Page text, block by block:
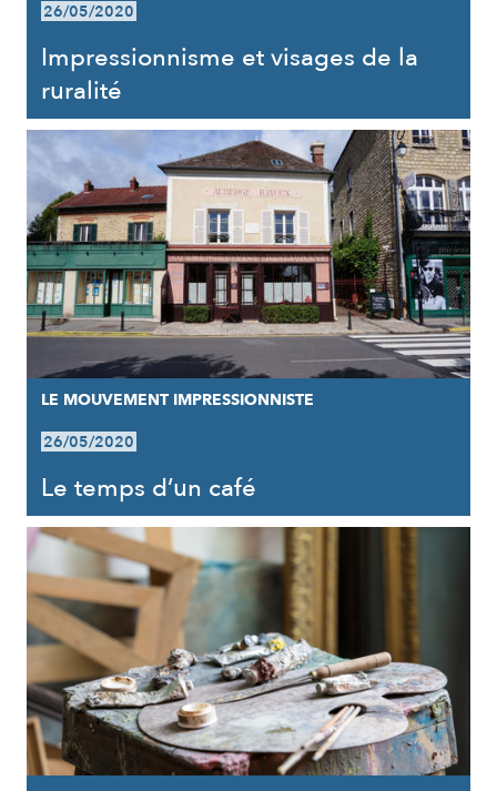
26/05/2020
Impressionnisme et visages de la
ruralité
LE MOUVEMENT IMPRESSIONNISTE
26/05/2020
Le temps d’un café